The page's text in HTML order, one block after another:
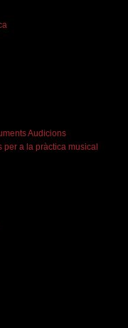
Audicions
a la pràctica musical